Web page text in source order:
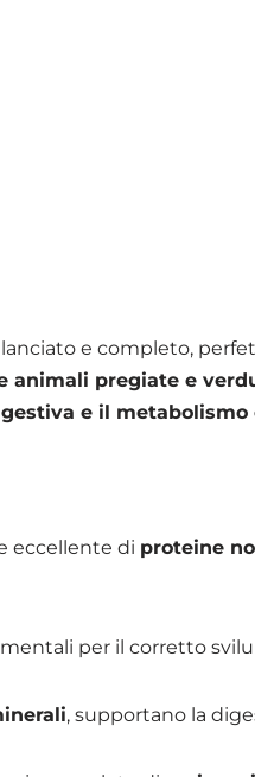
e completo,
animali pregiate e
e il metabolismo
eccellente di proteine
per il corretto
, supportano la